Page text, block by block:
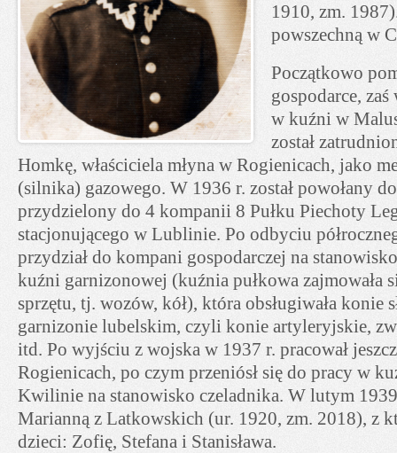
1910, zm.
powszechną w
Początkowo
gospodarce, zaś
w kuźni w
został
Homkę, właściciela młyna w Rogienicach, jako
(silnika) gazowego. W 1936 r. został powołany
przydzielony do 4 kompanii 8 Pułku Piechoty
stacjonującego w Lublinie. Po odbyciu
przydział do kompani gospodarczej na
kuźni garnizonowej (kuźnia pułkowa zajmowała
sprzętu, tj. wozów, kół), która obsługiwała konie
garnizonie lubelskim, czyli konie artyleryjskie,
itd. Po wyjściu z wojska w 1937 r. pracował
Rogienicach, po czym przeniósł się do pracy w
Kwilinie na stanowisko czeladnika. W lutym 1939
Marianną z Latkowskich (ur. 1920, zm. 2018), z
dzieci: Zofię, Stefana i Stanisława.